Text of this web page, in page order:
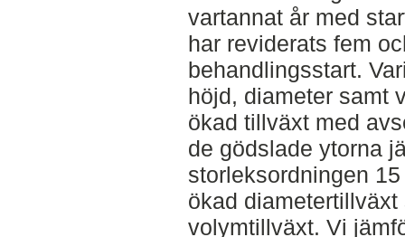
vartannat år med
har reviderats fem
behandlingsstart.
höjd, diameter samt
ökad tillväxt med
de gödslade ytorna
storleksordningen
ökad
volymtillväxt. Vi